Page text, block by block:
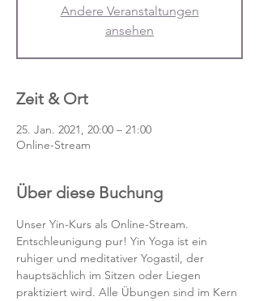
Andere Veranstaltungen
ansehen
Zeit & Ort
25. Jan. 2021, 20:00 – 21:00
Online-Stream
Über diese Buchung
Unser Yin-Kurs als Online-Stream.
Entschleunigung pur! Yin Yoga ist ein
ruhiger und meditativer Yogastil, der
hauptsächlich im Sitzen oder Liegen
praktiziert wird. Alle Übungen sind im Kern